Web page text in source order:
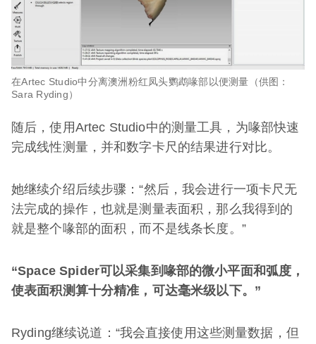
在Artec Studio中分离澳洲粉红凤头鹦鹉喙部以便测量（供图：
Sara Ryding）
随后，使用Artec Studio中的测量工具，为喙部快速
完成线性测量，并和数字卡尺的结果进行对比。
她继续介绍后续步骤：“然后，我会进行一项卡尺无
法完成的操作，也就是测量表面积，那么我得到的
就是整个喙部的面积，而不是线条长度。”
“Space Spider可以采集到喙部的微小平面和弧度，
使表面积测算十分精准，可达毫米级以下。”
Ryding继续说道：“我会直接使用这些测量数据，但